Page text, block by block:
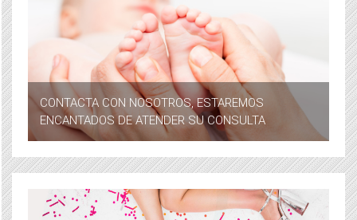
CONTACTA CON NOSOTROS, ESTAREMOS
ENCANTADOS DE ATENDER SU CONSULTA